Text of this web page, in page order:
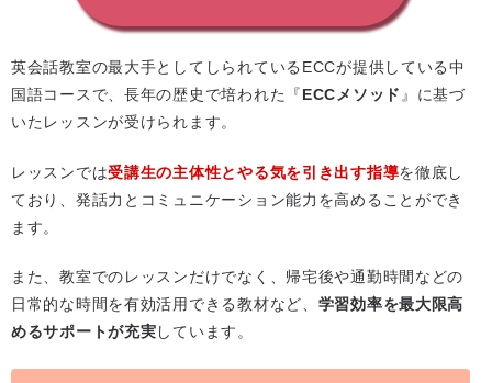
英会話教室の最大手としてしられているECCが提供している中
国語コースで、長年の歴史で培われた『ECCメソッド 』に基づ
いたレッスンが受けられます。
レッスンでは受講生の主体性とやる気を引き出す指導を徹底し
ており、発話力とコミュニケーション能力を高めることができ
ます。
また、教室でのレッスンだけでなく、帰宅後や通勤時間などの
日常的な時間を有効活用できる教材など、 学習効率を最大限高
めるサポートが充実しています。